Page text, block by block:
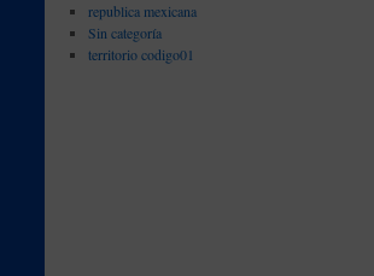
republica mexicana
Sin categoría
territorio codigo01